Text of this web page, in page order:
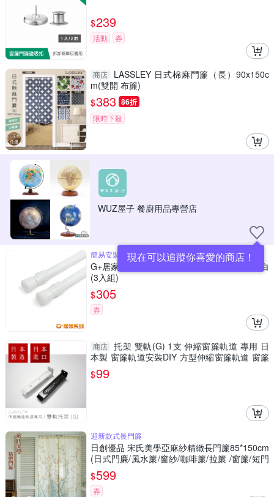
$239
活動 券
商店
LASSLEY 日式棉麻門簾（長）90x150c
m(雙開 布簾)
$383 86折
限時下殺
WUZ屋子 餐廚用品專營店
現在可以追蹤你喜愛的商店！
簡易安裝伸縮桿
G+居家 彈簧式伸縮桿門簾桿40-70公分-簡約白
(3入組)
$305
券
商店 托架 雙軌(G) 1支 伸縮窗簾軌道 專用 日
本製 窗簾軌道安裝DIY 方型伸縮窗簾軌道 窗簾
伸縮桿
$99
迎新款式長門簾
日創優品 宋氏美學亞麻紗精緻長門簾85*150cm
(日式門廉/風水簾/窗紗/咖啡簾/拉簾 /窗簾/短門
簾)
$599
券